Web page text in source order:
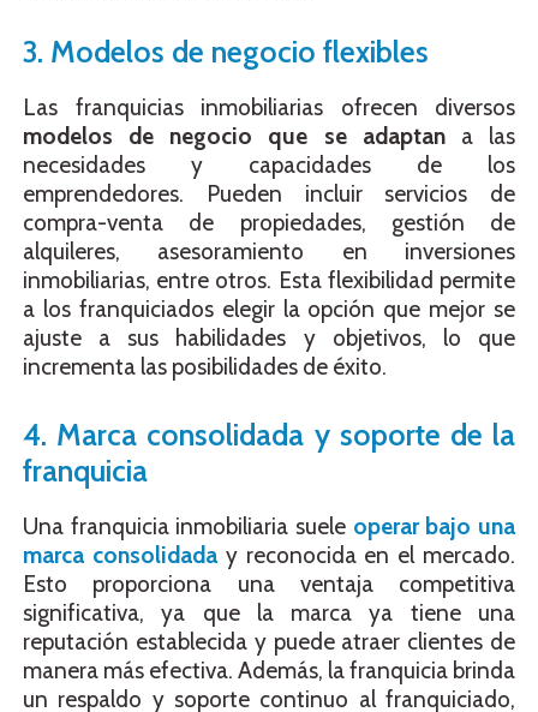
3. Modelos de negocio flexibles
Las franquicias inmobiliarias ofrecen diversos
modelos de negocio que se adaptana las
necesidades y capacidades de los
emprendedores. Pueden incluir servicios de
compra-venta de propiedades, gestión de
alquileres, asesoramiento en inversiones
inmobiliarias, entre otros. Esta flexibilidad permite
a los franquiciados elegir la opción que mejor se
ajuste a sus habilidades y objetivos, lo que
incrementa las posibilidades de éxito.
4. Marca consolidada y soporte de la
franquicia
Una franquicia inmobiliaria suele operar bajo una
marca consolidaday reconocida en el mercado.
Esto proporciona una ventaja competitiva
significativa, ya que la marca ya tiene una
reputación establecida y puede atraer clientes de
manera más efectiva. Además, la franquicia brinda
un respaldo y soporte continuo al franquiciado,